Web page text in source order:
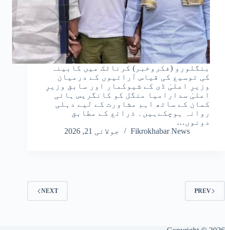
بنگلورو (فکروخبر) کرناٹک میں کابینہ
کی توسیع کی قیاس آرائیوں کے درمیان
وزیرِ اعلیٰ ڈی کے شیوکمار اور سابق وزیرِ
اعلیٰ سدارامیا منگل کو کانگریس ہائی
کمان کے ساتھ اہم مشاورت کے لیے دہلی
روانہ ہوچکےہیں۔ ذرائع کے مطابق
دونوں…
Fikrokhabar News
جولائی 21, 2026
PREV
NEXT